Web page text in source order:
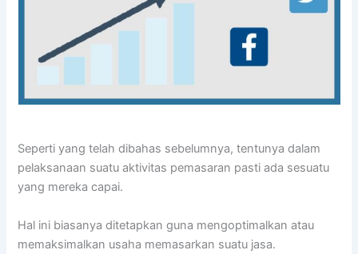
Seperti yang telah dibahas sebelumnya, tentunya dalam
pelaksanaan suatu aktivitas pemasaran pasti ada sesuatu
yang mereka capai.
Hal ini biasanya ditetapkan guna mengoptimalkan atau
memaksimalkan usaha memasarkan suatu jasa.